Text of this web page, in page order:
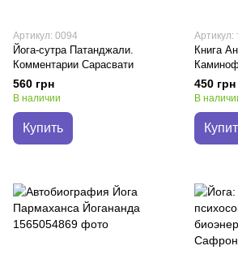
Артикул: 0094
Йога-сутра Патанджали.
Комментарии Сарасвати
560 грн
В наличии
Купить
Артикул:
Книга
450 грн
В